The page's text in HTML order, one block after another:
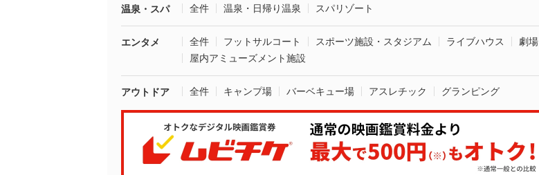
温泉・スパ 全件 温泉・日帰り温泉 スパリゾート
エンタメ 全件 フットサルコート スポーツ施設・スタジアム ライブハウス
劇場
屋内アミューズメント施設
アウトドア 全件 キャンプ場 バーベキュー場 アスレチック グランピング